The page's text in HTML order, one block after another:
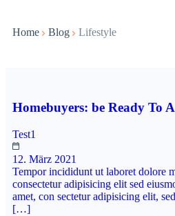
Home Blog Lifestyle
Homebuyers: be Ready To
Test1
12. März 2021
Tempor incididunt ut laboret dolore
consectetur adipisicing elit sed
amet, con sectetur adipisicing elit,
[…]